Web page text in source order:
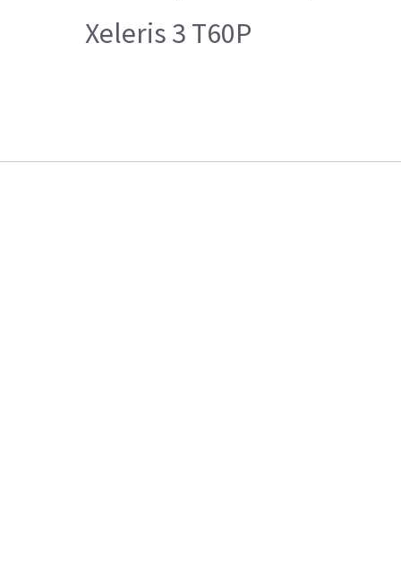
Xeleris 3 T60P